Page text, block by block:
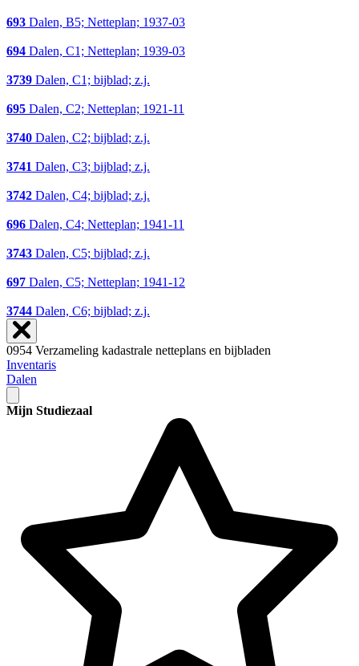
693 Dalen, B5; Netteplan; 1937-03
694 Dalen, C1; Netteplan; 1939-03
3739 Dalen, C1; bijblad; z.j.
695 Dalen, C2; Netteplan; 1921-11
3740 Dalen, C2; bijblad; z.j.
3741 Dalen, C3; bijblad; z.j.
3742 Dalen, C4; bijblad; z.j.
696 Dalen, C4; Netteplan; 1941-11
3743 Dalen, C5; bijblad; z.j.
697 Dalen, C5; Netteplan; 1941-12
3744 Dalen, C6; bijblad; z.j.
0954 Verzameling kadastrale netteplans en bijbladen
Inventaris
Dalen
Mijn Studiezaal